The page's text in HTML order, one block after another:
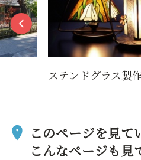
ステンドグラス製
このページを見て
こんなページも見